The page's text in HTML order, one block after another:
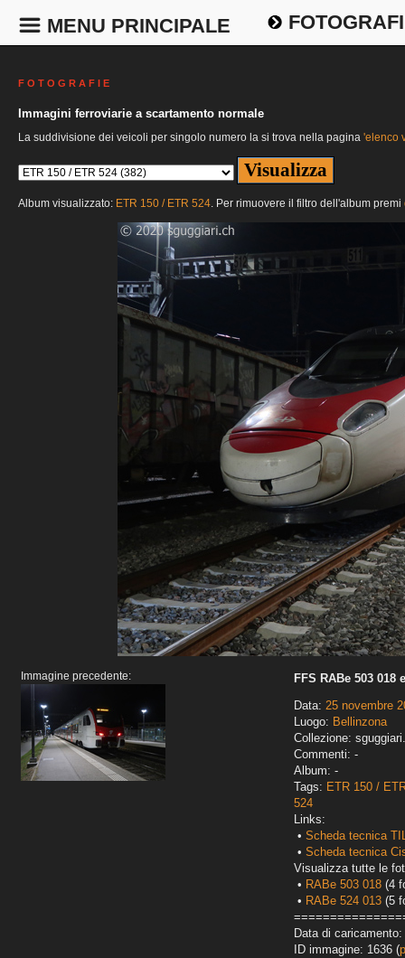
MENU PRINCIPALE
F O T O G R A F I E
Immagini ferroviarie a scartamento normale
La suddivisione dei veicoli per singolo numero la si trova nella pagina 'elenco
Album visualizzato: ETR 150 / ETR 524. Per rimuovere il filtro dell'album premi
Immagine precedente:
FFS RABe 503 018
Data: 25 novembre
Luogo: Bellinzona
Collezione:
Commenti: -
Album: -
Tags: ETR 150 /
524
Links:
• Scheda tecnica
• Scheda tecnica
Visualizza tutte le
• RABe 503 018 (4
• RABe 524 013 (5
Data di
ID immagine: 1636 (